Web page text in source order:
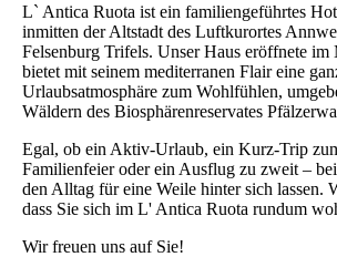
L` Antica Ruota ist ein familiengeführtes
inmitten der Altstadt des Luftkurortes
Felsenburg Trifels. Unser Haus eröffnete im
bietet mit seinem mediterranen Flair eine
Urlaubsatmosphäre zum Wohlfühlen,
Wäldern des Biosphärenreservates
Egal, ob ein Aktiv-Urlaub, ein Kurz-Trip
Familienfeier oder ein Ausflug zu zweit –
den Alltag für eine Weile hinter sich lassen.
dass Sie sich im L' Antica Ruota rundum
Wir freuen uns auf Sie!